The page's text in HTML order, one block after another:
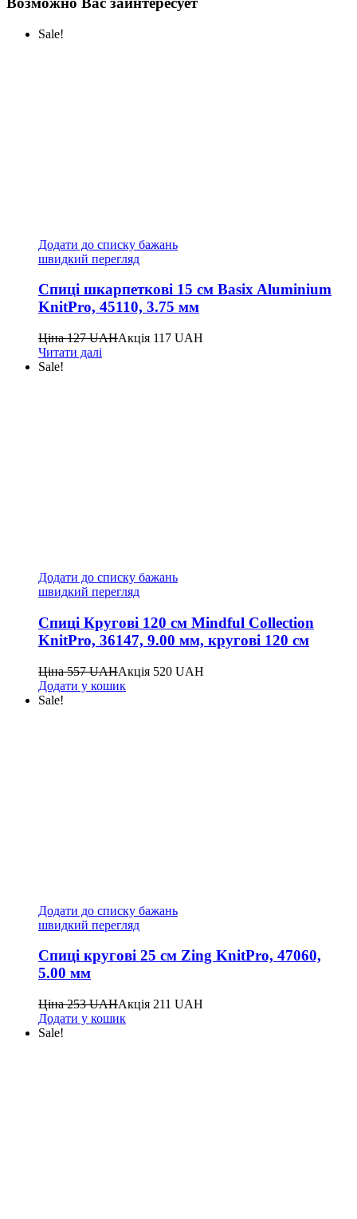
Sale!
Додати до списку бажань
швидкий перегляд
Спиці шкарпеткові 15 см Basix Aluminium
KnitPro, 45110, 3.75 мм
Ціна127UAHАкція 117 UAH
Читати далі
Sale!
Додати до списку бажань
швидкий перегляд
Спиці Кругові 120 см Mindful Collection
KnitPro, 36147, 9.00 мм, кругові 120 см
Ціна557UAHАкція 520 UAH
Додати у кошик
Sale!
Додати до списку бажань
швидкий перегляд
Спиці кругові 25 см Zing KnitPro, 47060,
5.00 мм
Ціна253UAHАкція 211 UAH
Додати у кошик
Sale!